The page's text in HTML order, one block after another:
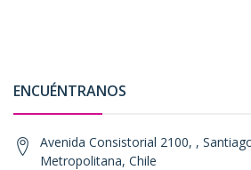
ENCUÉNTRANOS
Avenida Consistorial 2100, ,
Metropolitana, Chile